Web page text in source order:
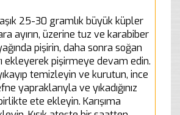
25-30 gramlık büyük küpler
ayırın, üzerine tuz ve karabiber
pişirin, daha sonra soğan
ekleyerek pişirmeye devam edin.
temizleyin ve kurutun, ince
yapraklarıyla ve yıkadığınız
ete ekleyin. Karışıma